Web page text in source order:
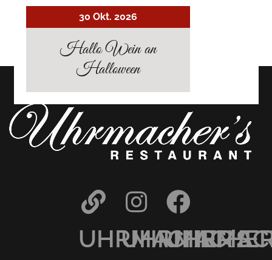
UHRMACHER’S
30 Okt. 2026
Hallo Wein an
Halloween